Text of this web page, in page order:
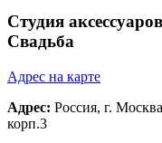
Студия
Свадьба
Адрес на карте
Адрес: Россия, г. Москва
корп.3